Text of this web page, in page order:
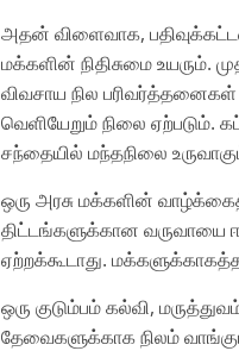
அதன் விளைவாக,
மக்களின் நிதிசுமை உயரும்.
விவசாய நில பரிவர்த்தனைகள்
வெளியேறும் நிலை ஏற்படும்.
சந்தையில் மந்தநிலை
ஒரு அரசு மக்களின்
திட்டங்களுக்கான வருவாயை
ஏற்றக்கூடாது.
ஒரு குடும்பம் கல்வி,
தேவைகளுக்காக நிலம்